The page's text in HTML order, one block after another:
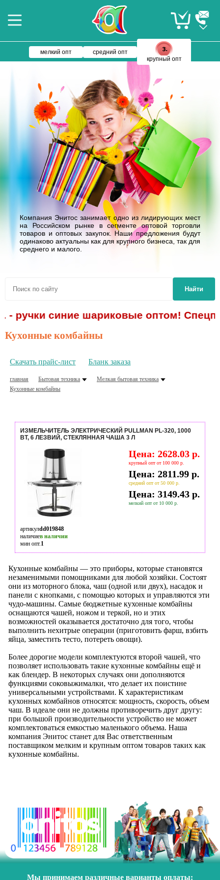
мелкий опт
средний опт
крупный опт
Компания Энитос занимает одно из лидирующих мест
на Российском рынке в сегменте оптовой торговли
товаров и оптовых закупок. Наши предложения будут
одинаково актуальны как для крупного бизнеса, так для
среднего и малого.
Найти
ручки синие шариковые оптом!
Кухонные комбайны
Скачать прайс-лист Бланк заказа
главная Бытовая техника
Мелкая бытовая техника
Кухонные комбайны
ИЗМЕЛЬЧИТЕЛЬ ЭЛЕКТРИЧЕСКИЙ PULLMAN PL-320, 1000
ВТ, 6 ЛЕЗВИЙ, СТЕКЛЯННАЯ ЧАША 3 Л
Цена: 2628.03 р.
крупный опт от 100 000 р.
Цена: 2811.99 р.
средний опт от 50 000 р.
Цена: 3149.43 р.
мелкий опт от 10 000 р.
артикулdd019848
наличиев наличии
мин опт.1
Кухонные комбайны — это приборы, которые становятся
незаменимыми помощниками для любой хозяйки. Состоят
они из моторного блока, чаш (одной или двух), насадок и
панели с кнопками, с помощью которых и управляются эти
чудо-машины. Самые бюджетные кухонные комбайны
оснащаются чашей, ножом и теркой, но и этих
возможностей оказывается достаточно для того, чтобы
выполнить нехитрые операции (приготовить фарш, взбить
яйца, заместить тесто, потереть овощи).
Более дорогие модели комплектуются второй чашей, что
позволяет использовать такие кухонные комбайны ещё и
как блендер. В некоторых случаях они дополняются
функциями соковыжималки, что делает их поистине
универсальными устройствами. К характеристикам
кухонных комбайнов относятся: мощность, скорость, объем
чаш. В идеале они не должны противоречить друг другу:
при большой производительности устройство не может
комплектоваться емкостью маленького объема. Наша
компания Энитос станет для Вас ответственным
поставщиком мелким и крупным оптом товаров таких как
кухонные комбайны.
Мы принимаем различные варианты оплаты: